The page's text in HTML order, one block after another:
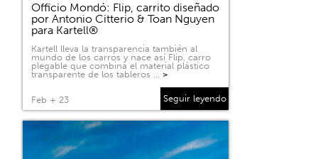
Officio Mondó: Flip, carrito diseñado
por Antonio Citterio & Toan Nguyen
para Kartell®
Kartell lleva la transparencia también al
mundo de los carros y nace así Flip, carro
plegable que combina el material plástico
transparente de los tableros … >
Feb + 23 Seguir leyendo